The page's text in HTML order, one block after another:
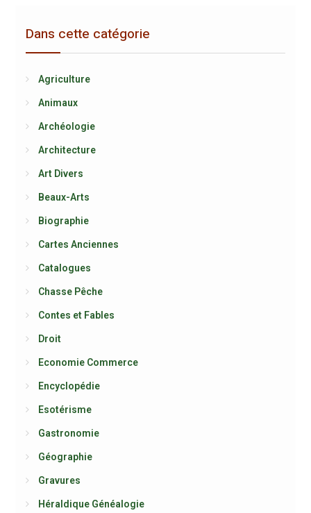
Dans cette catégorie
Agriculture
Animaux
Archéologie
Architecture
Art Divers
Beaux-Arts
Biographie
Cartes Anciennes
Catalogues
Chasse Pêche
Contes et Fables
Droit
Economie Commerce
Encyclopédie
Esotérisme
Gastronomie
Géographie
Gravures
Héraldique Généalogie